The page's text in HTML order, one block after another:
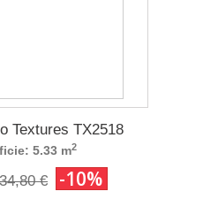
Textures TX2518
5.33 m2
34,80 € -10%